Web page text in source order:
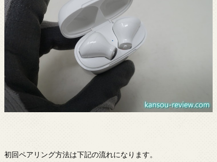
初回ペアリング方法は下記の流れになります。